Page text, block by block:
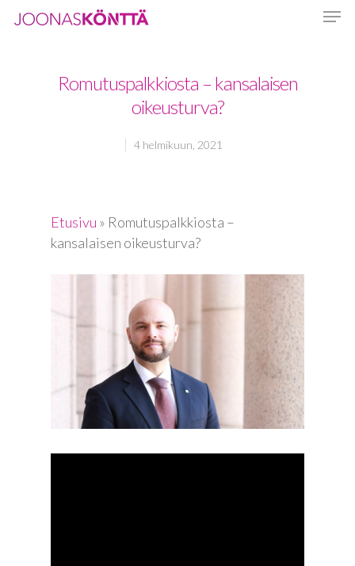
Hit enter to search or ESC to close
Romutuspalkkiosta – kansalaisen
oikeusturva?
4 helmikuun, 2021
Etusivu » Romutuspalkkiosta –
kansalaisen oikeusturva?